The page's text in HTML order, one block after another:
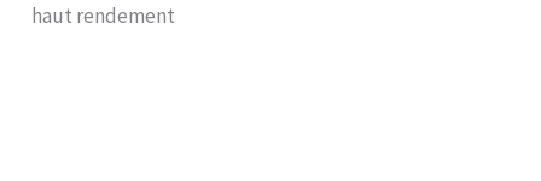
haut rendement